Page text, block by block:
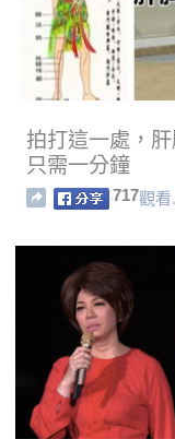
拍打這一處，肝
只需一分鐘
717觀看.